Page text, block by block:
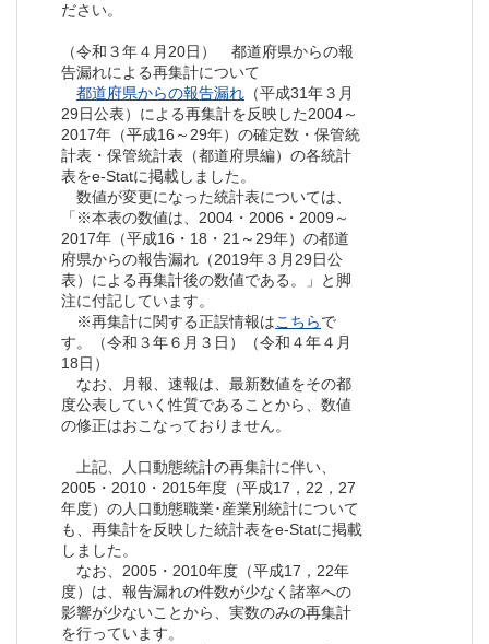
ださい。
（令和３年４月20日） 都道府県からの報
告漏れによる再集計について
都道府県からの報告漏れ （平成31年３月
29日公表）による再集計を反映した2004～
2017年（平成16～29年）の確定数・保管統
計表・保管統計表（都道府県編）の各統計
表をe-Statに掲載しました。
数値が変更になった統計表については、
「※本表の数値は、2004・2006・2009～
2017年（平成16・18・21～29年）の都道
府県からの報告漏れ（2019年３月29日公
表）による再集計後の数値である。」と脚
注に付記しています。
※再集計に関する正誤情報はこちらで
す。（令和３年６月３日）（令和４年４月
18日）
なお、月報、速報は、最新数値をその都
度公表していく性質であることから、数値
の修正はおこなっておりません。
上記、人口動態統計の再集計に伴い、
2005・2010・2015年度（平成17，22，27
年度）の人口動態職業･産業別統計について
も、再集計を反映した統計表をe-Statに掲載
しました。
なお、2005・2010年度（平成17，22年
度）は、報告漏れの件数が少なく諸率への
影響が少ないことから、実数のみの再集計
を行っています。